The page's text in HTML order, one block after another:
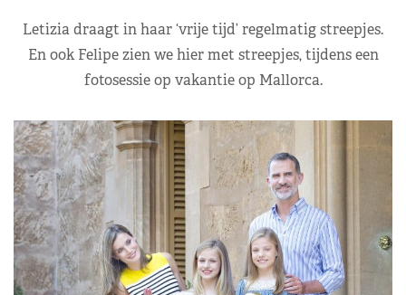
Letizia draagt in haar ‘vrije tijd’ regelmatig streepjes.
En ook Felipe zien we hier met streepjes, tijdens een
fotosessie op vakantie op Mallorca.